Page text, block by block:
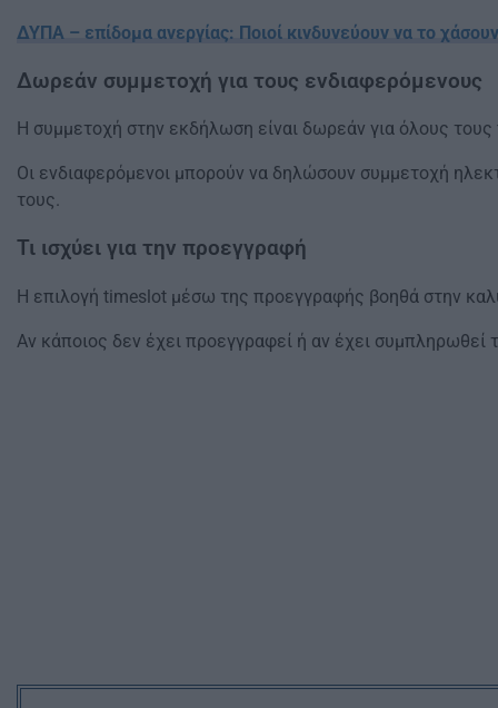
ΔΥΠΑ – επίδομα ανεργίας: Ποιοί κινδυνεύουν να το χάσουν
Δωρεάν συμμετοχή για τους ενδιαφερόμενους
Η συμμετοχή στην εκδήλωση είναι δωρεάν για όλους
Οι ενδιαφερόμενοι μπορούν να δηλώσουν συμμετοχή
τους.
Τι ισχύει για την προεγγραφή
Η επιλογή timeslot μέσω της προεγγραφής βοηθά στην
Αν κάποιος δεν έχει προεγγραφεί ή αν έχει